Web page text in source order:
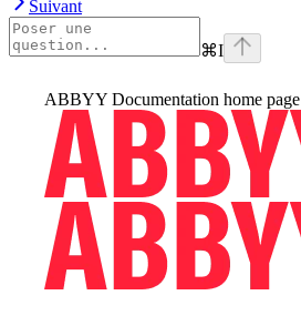
Suivant
⌘I
ABBYY Documentation home page